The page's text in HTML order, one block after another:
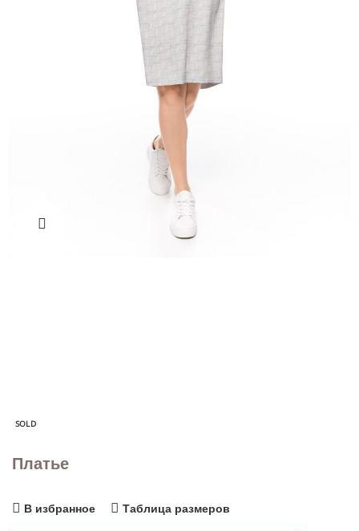
SOLD
Платье
В избранное Таблица размеров